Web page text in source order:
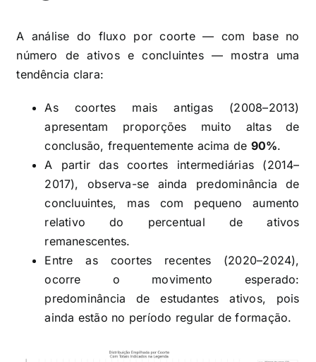
A análise do fluxo por coorte — com base no
número de ativos e concluintes — mostra uma
tendência clara:
As coortes mais antigas (2008–2013)
apresentam proporções muito altas de
conclusão, frequentemente acima de 90%.
A partir das coortes intermediárias (2014–
2017), observa-se ainda predominância de
concluuintes, mas com pequeno aumento
relativo do percentual de ativos
remanescentes.
Entre as coortes recentes (2020–2024),
ocorre o movimento esperado:
predominância de estudantes ativos, pois
ainda estão no período regular de formação.